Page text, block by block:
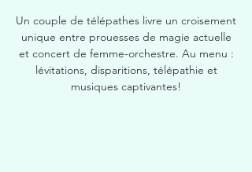
Un couple de télépathes livre un croisement
unique entre prouesses de magie actuelle
et concert de femme-orchestre. Au menu :
lévitations, disparitions, télépathie et
musiques captivantes!